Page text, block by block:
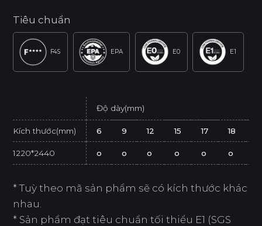
Tiêu chuẩn
F4S EPA E0 E1
Độ dày(mm)
Kích thước(mm) 6 9 12 15 17 18
1220*2440 o o o o o o
* Tuỳ theo mã sản phẩm sẽ có kích thước khác
nhau.
* Sản phẩm đạt tiêu chuẩn tối thiểu E1 (SGS